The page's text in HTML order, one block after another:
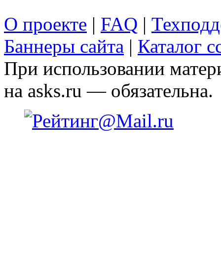
О проекте | FAQ |
Баннеры сайта | Каталог
При использовании
на asks.ru — обязательна.